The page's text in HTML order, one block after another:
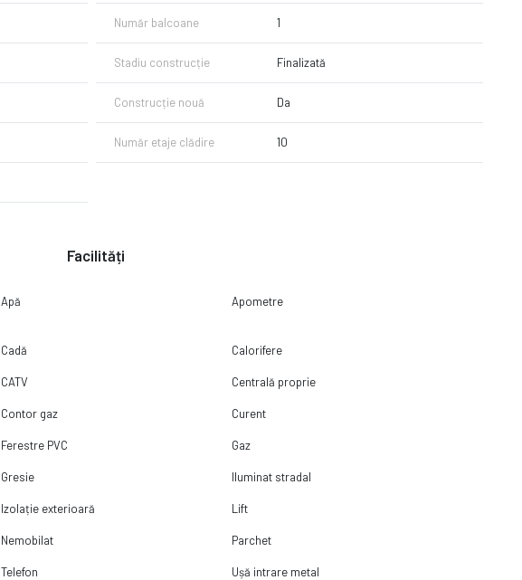
Număr balcoane 1
Stadiu construcție Finalizată
Construcție nouă Da
Număr etaje clădire 10
Facilități
Apă Apometre
Cadă Calorifere
CATV Centrală proprie
Contor gaz Curent
Ferestre PVC Gaz
Gresie Iluminat stradal
Izolație exterioară Lift
Nemobilat Parchet
Telefon Ușă intrare metal